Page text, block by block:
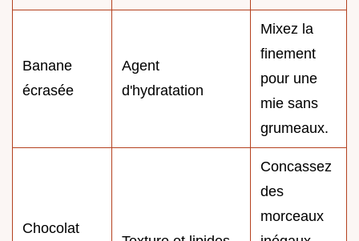
Banane
écrasée
Agent
d'hydratation
Mixez la
finement
pour une
mie sans
grumeaux.
Chocolat
Concassez
des
morceaux